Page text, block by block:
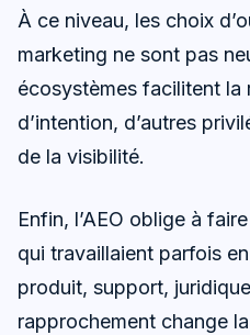
À ce niveau, les choix
marketing ne sont pas
écosystèmes facilitent la
d’intention, d’autres
de la visibilité.
Enfin, l’AEO oblige à
qui travaillaient parfois
produit, support,
rapprochement change